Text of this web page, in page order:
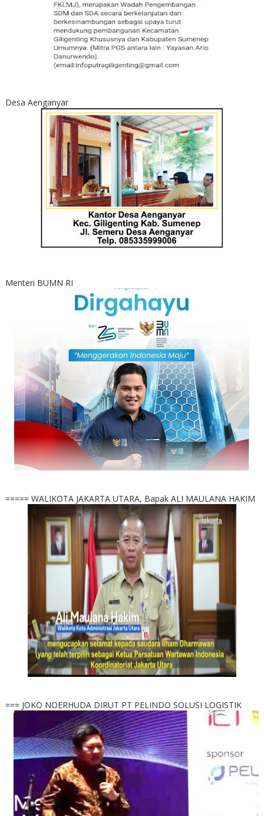
Desa Aenganyar
Menteri BUMN RI
===== WALIKOTA JAKARTA UTARA, Bapak ALI MAULANA HAKIM
=== JOKO NOERHUDA DIRUT PT PELINDO SOLUSI LOGISTIK